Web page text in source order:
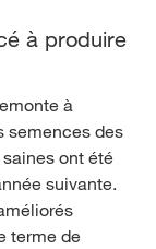
à produire
à
semences des
ont été
suivante.
terme de